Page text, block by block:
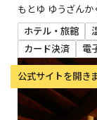
もとゆ ゆうざんか
ホテル・旅館
カード決済
電